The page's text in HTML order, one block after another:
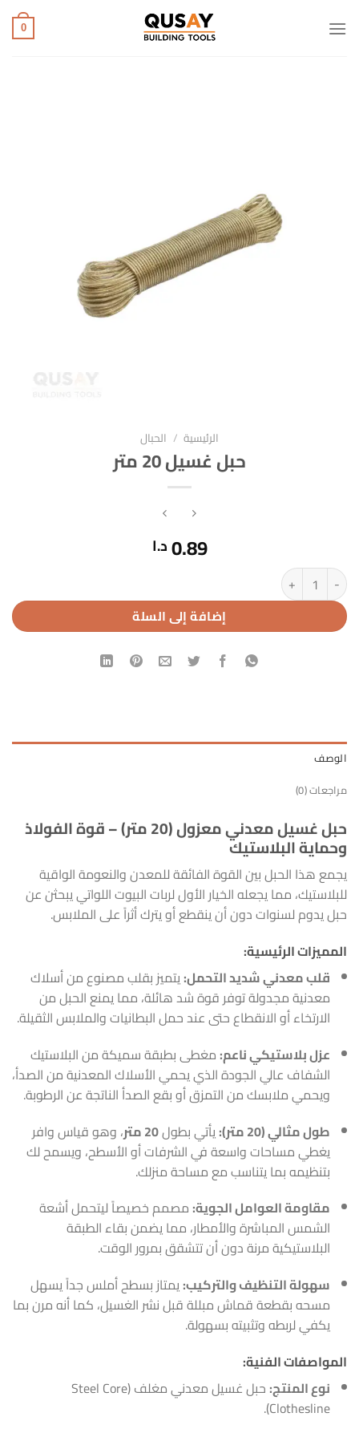
للمحتوى
0
الرئيسية / الحبال
حبل غسيل 20 متر
0.89د.ا
كمية حبل غسيل 20 متر
إضافة إلى السلة
الوصف
مراجعات (0)
حبل غسيل معدني معزول (20 متر) – قوة الفولاذ
وحماية البلاستيك
يجمع هذا الحبل بين القوة الفائقة للمعدن والنعومة الواقية
للبلاستيك، مما يجعله الخيار الأول لربات البيوت اللواتي يبحثن عن
حبل يدوم لسنوات دون أن ينقطع أو يترك أثراً على الملابس.
المميزات الرئيسية:
قلب معدني شديد التحمل:يتميز بقلب مصنوع من أسلاك
معدنية مجدولة توفر قوة شد هائلة، مما يمنع الحبل من
الارتخاء أو الانقطاع حتى عند حمل البطانيات والملابس الثقيلة.
عزل بلاستيكي ناعم: مغطى بطبقة سميكة من البلاستيك
الشفاف عالي الجودة الذي يحمي الأسلاك المعدنية من الصدأ،
ويحمي ملابسك من التمزق أو بقع الصدأ الناتجة عن الرطوبة.
طول مثالي (20 متر):
يأتي بطول20 متر
، وهو قياس وافر
يغطي مساحات واسعة في الشرفات أو الأسطح، ويسمح لك
بتنظيمه بما يتناسب مع مساحة منزلك.
مقاومة العوامل الجوية: مصمم خصيصاً ليتحمل أشعة
الشمس المباشرة والأمطار، مما يضمن بقاء الطبقة
البلاستيكية مرنة دون أن تتشقق بمرور الوقت.
سهولة التنظيف والتركيب:يمتاز بسطح أملس جداً يسهل
مسحه بقطعة قماش مبللة قبل نشر الغسيل، كما أنه مرن بما
يكفي لربطه وتثبيته بسهولة.
المواصفات الفنية:
نوع المنتج:
حبل غسيل معدني مغلف (Steel Core
Clothesline).